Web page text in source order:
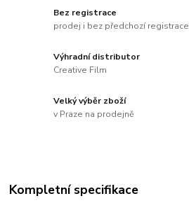
Bez registrace
prodej i bez předchozí registrace
Výhradní distributor
Creative Film
Velký výběr zboží
v Praze na prodejně
Kompletní specifikace